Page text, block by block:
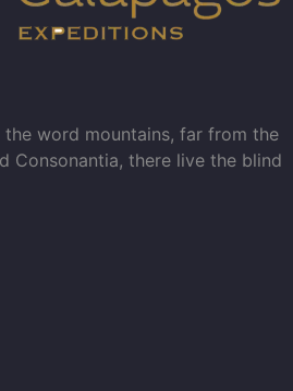
the word mountains, far from the
Consonantia, there live the blind